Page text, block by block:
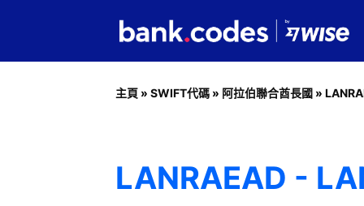
主頁 » SWIFT代碼 » 阿拉伯聯合酋長國 »
LANRAEAD -